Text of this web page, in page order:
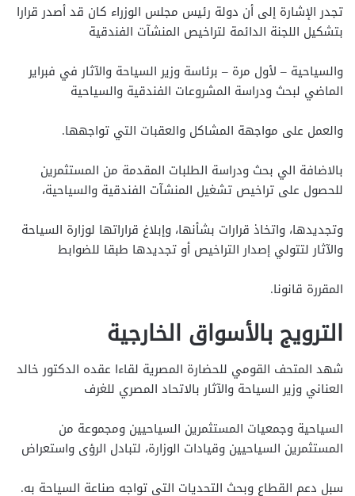
تجدر الإشارة إلى أن دولة رئيس مجلس الوزراء كان قد أصدر قرارا
بتشكيل اللجنة الدائمة لتراخيص المنشآت الفندقية
والسياحية – لأول مرة – برئاسة وزير السياحة والآثار في فبراير
الماضي لبحث ودراسة المشروعات الفندقية والسياحية
والعمل على مواجهة المشاكل والعقبات التي تواجهها.
بالاضافة الي بحث ودراسة الطلبات المقدمة من المستثمرين
للحصول على تراخيص تشغيل المنشآت الفندقية والسياحية،
وتجديدها، واتخاذ قرارات بشأنها، وإبلاغ قراراتها لوزارة السياحة
والآثار لتتولي إصدار التراخيص أو تجديدها طبقا للضوابط
المقررة قانونا.
الترويج بالأسواق الخارجية
شهد المتحف القومي للحضارة المصرية لقاءا عقده الدكتور خالد
العناني وزير السياحة والآثار بالاتحاد المصري للغرف
السياحية وجمعيات المستثمرين السياحيين ومجموعة من
المستثمرين السياحيين وقيادات الوزارة، لتبادل الرؤى واستعراض
سبل دعم القطاع وبحث التحديات التي تواجه صناعة السياحة به.